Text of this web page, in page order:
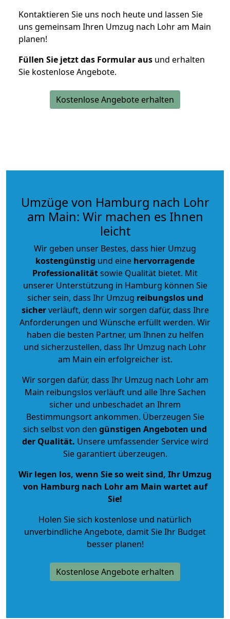
Kontaktieren Sie uns noch heute und lassen Sie
uns gemeinsam Ihren Umzug nach Lohr am Main
planen!
Füllen Sie jetzt das Formular aus und erhalten
Sie kostenlose Angebote.
Kostenlose Angebote erhalten
Umzüge von Hamburg nach Lohr
am Main: Wir machen es Ihnen
leicht
Wir geben unser Bestes, dass hier Umzug
kostengünstig und eine hervorragende
Professionalitätsowie Qualität bietet. Mit
unserer Unterstützung in Hamburg können Sie
sicher sein, dass Ihr Umzug reibungslos und
sicherverläuft, denn wir sorgen dafür, dass Ihre
Anforderungen und Wünsche erfüllt werden. Wir
haben die besten Partner, um Ihnen zu helfen
und sicherzustellen, dass Ihr Umzug nach Lohr
am Main ein erfolgreicher ist.
Wir sorgen dafür, dass Ihr Umzug nach Lohr am
Main reibungslos verläuft und alle Ihre Sachen
sicher und unbeschadet an Ihrem
Bestimmungsort ankommen. Überzeugen Sie
sich selbst von den günstigen Angeboten und
der Qualität. Unsere umfassender Service wird
Sie garantiert überzeugen.
Wir legen los, wenn Sie so weit sind, Ihr Umzug
von Hamburg nach Lohr am Main wartet auf
Sie!
Holen Sie sich kostenlose und natürlich
unverbindliche Angebote, damit Sie Ihr Budget
besser planen!
Kostenlose Angebote erhalten